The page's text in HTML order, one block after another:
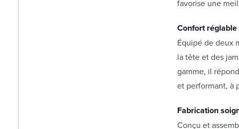
favorise une
Confort
Équipé de deux
la tête et des
gamme, il
et performant, à
Fabrication
Conçu et